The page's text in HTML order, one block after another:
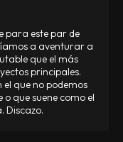
para este par de
a aventurar a
que el más
principales.
el que no podemos
que suene como el
Discazo.